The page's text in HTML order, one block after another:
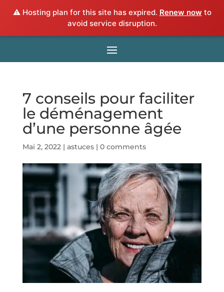
⚠️ Hosting plan for this site has expired. Renew now to
avoid service disruption.
7 conseils pour faciliter
le déménagement
d’une personne âgée
Mai 2, 2022| astuces| 0 comments